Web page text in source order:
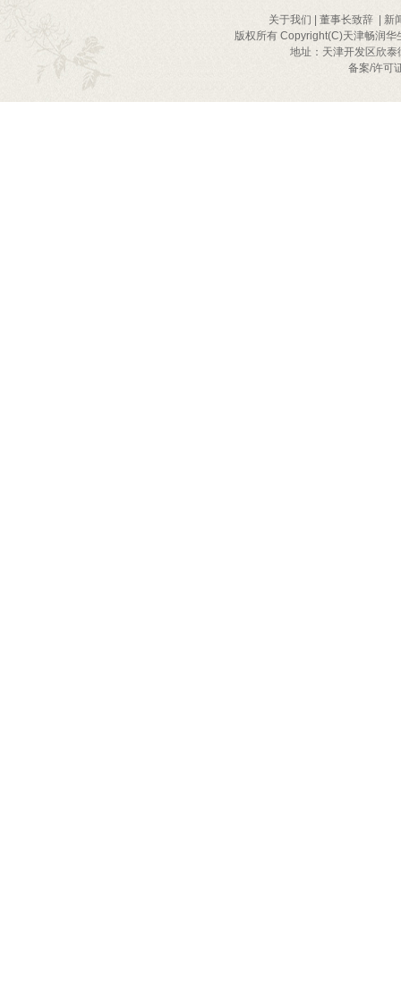
关于我们 董事长致辞
新
版权所有 Copyright(C)天津畅润
地址：天津开发区欣
备案/许可